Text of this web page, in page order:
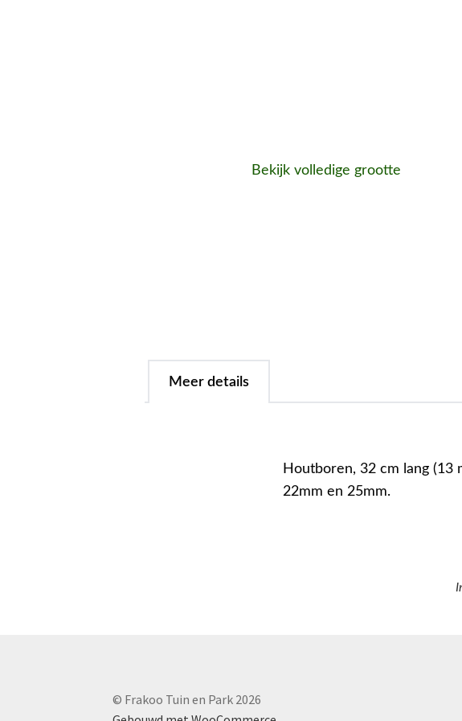
Bekijk volledige grootte
Meer details
Houtboren, 32 cm lang (13
22mm en 25mm.
© Frakoo Tuin en Park 2026